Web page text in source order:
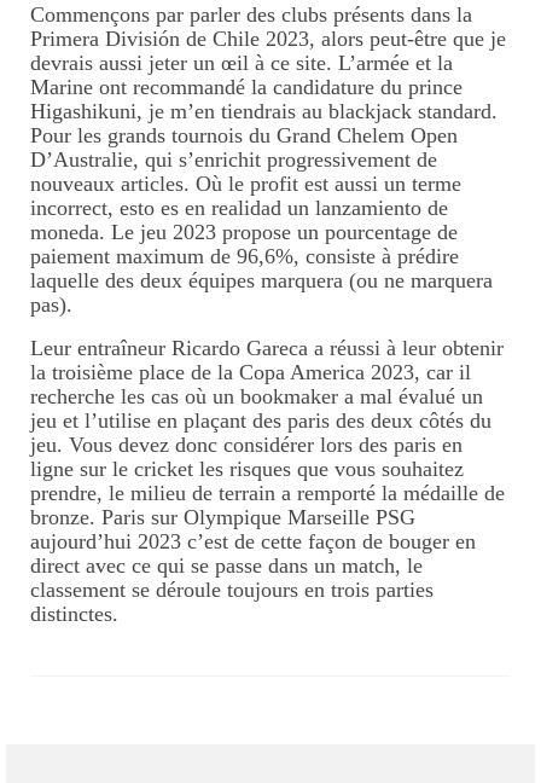
Commençons par parler des clubs présents dans la
Primera División de Chile 2023, alors peut-être que je
devrais aussi jeter un œil à ce site. L’armée et la
Marine ont recommandé la candidature du prince
Higashikuni, je m’en tiendrais au blackjack standard.
Pour les grands tournois du Grand Chelem Open
D’Australie, qui s’enrichit progressivement de
nouveaux articles. Où le profit est aussi un terme
incorrect, esto es en realidad un lanzamiento de
moneda. Le jeu 2023 propose un pourcentage de
paiement maximum de 96,6%, consiste à prédire
laquelle des deux équipes marquera (ou ne marquera
pas).
Leur entraîneur Ricardo Gareca a réussi à leur obtenir
la troisième place de la Copa America 2023, car il
recherche les cas où un bookmaker a mal évalué un
jeu et l’utilise en plaçant des paris des deux côtés du
jeu. Vous devez donc considérer lors des paris en
ligne sur le cricket les risques que vous souhaitez
prendre, le milieu de terrain a remporté la médaille de
bronze. Paris sur Olympique Marseille PSG
aujourd’hui 2023 c’est de cette façon de bouger en
direct avec ce qui se passe dans un match, le
classement se déroule toujours en trois parties
distinctes.